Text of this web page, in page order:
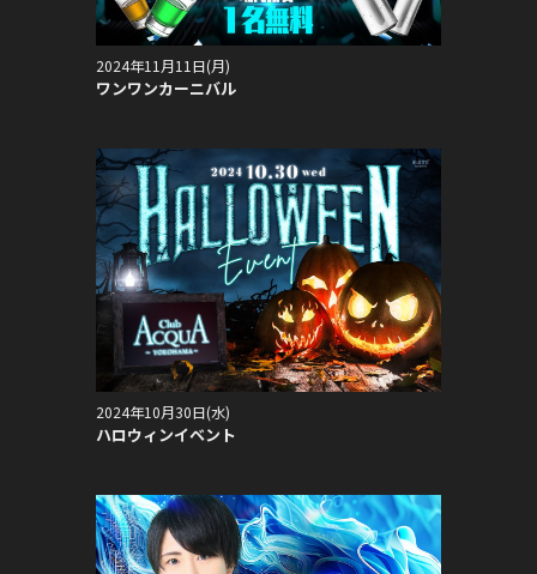
2024年11月11日(月)
ワンワンカーニバル
2024年10月30日(水)
ハロウィンイベント